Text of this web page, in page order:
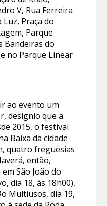
V, Rua Ferreira
Luz, Praça do
Parque
Bandeiras do
no Parque Linear
ao evento um
desígnio que a
2015, o festival
Baixa da cidade
quatro freguesias
então,
São João do
dia 18, às 18h00),
Multiusos, dia 19,